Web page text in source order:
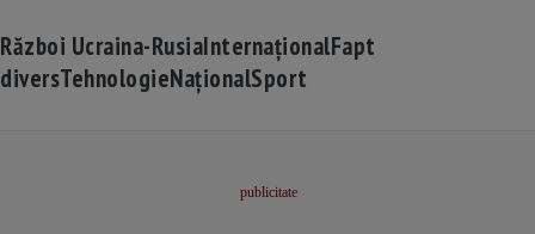
Război Ucraina-RusiaInternaționalFapt
diversTehnologieNaționalSport